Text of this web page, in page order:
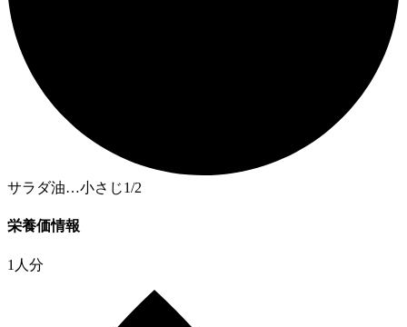
サラダ油…小さじ1/2
栄養価情報
1人分